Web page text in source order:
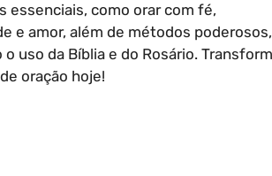
essenciais, como orar com fé,
e amor, além de métodos poderosos,
o uso da Bíblia e do Rosário.
oração hoje!